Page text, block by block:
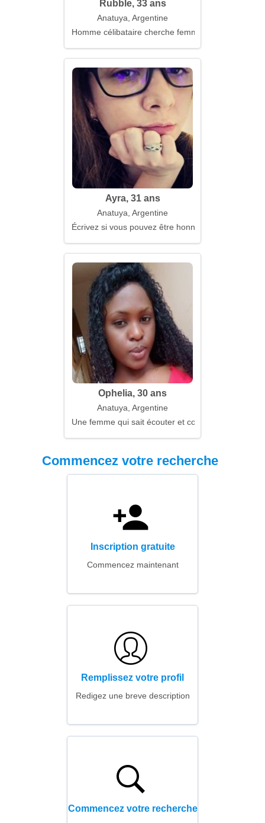
Rubble, 33 ans
Anatuya, Argentine
Homme célibataire cherche femme
Ayra, 31 ans
Anatuya, Argentine
Écrivez si vous pouvez être honnête
Ophelia, 30 ans
Anatuya, Argentine
Une femme qui sait écouter et comprendre
Commencez votre recherche
Inscription gratuite
Commencez maintenant
Remplissez votre profil
Redigez une breve description
Commencez votre recherche